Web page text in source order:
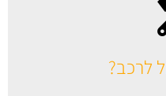
לרכב?